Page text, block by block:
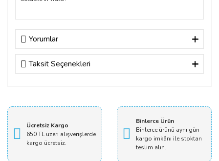
Yorumlar
Bu ürüne ilk yorumu siz yapın!
Taksit Seçenekleri
Ücretsiz Kargo
650 TL üzeri alışverişlerde
kargo ücretsiz.
Binlerce Ürün
Binlerce ürünü aynı gün
kargo imkânı ile stoktan
teslim alın.